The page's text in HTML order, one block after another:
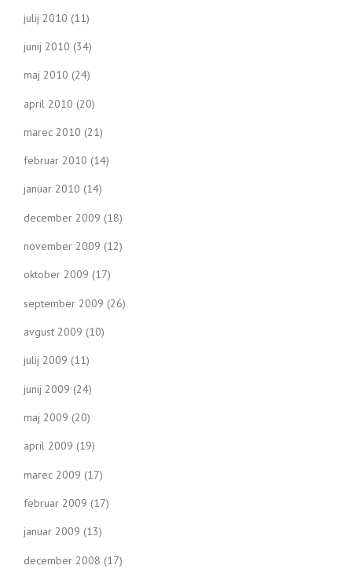
julij 2010 (11)
junij 2010 (34)
maj 2010 (24)
april 2010 (20)
marec 2010 (21)
februar 2010 (14)
januar 2010 (14)
december 2009 (18)
november 2009 (12)
oktober 2009 (17)
september 2009 (26)
avgust 2009 (10)
julij 2009 (11)
junij 2009 (24)
maj 2009 (20)
april 2009 (19)
marec 2009 (17)
februar 2009 (17)
januar 2009 (13)
december 2008 (17)